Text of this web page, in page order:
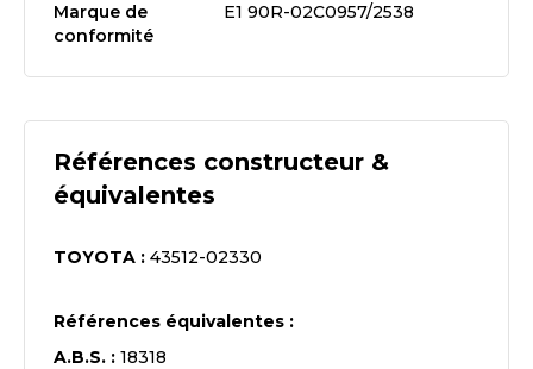
Marque de
conformité
E1 90R-02C0957/2538
Références constructeur &
équivalentes
TOYOTA : 43512-02330
Références équivalentes :
A.B.S. : 18318